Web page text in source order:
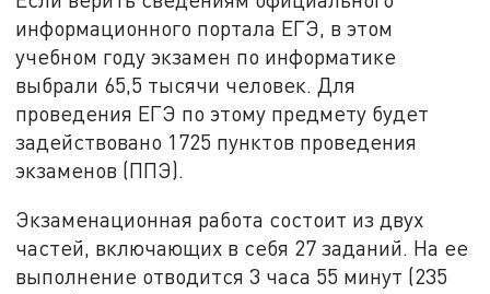
информационного портала ЕГЭ, в этом
учебном году экзамен по информатике
выбрали 65,5 тысячи человек. Для
проведения ЕГЭ по этому предмету будет
задействовано 1725 пунктов проведения
экзаменов (ППЭ).
Экзаменационная работа состоит из двух
частей, включающих в себя 27 заданий. На ее
выполнение отводится 3 часа 55 минут (235